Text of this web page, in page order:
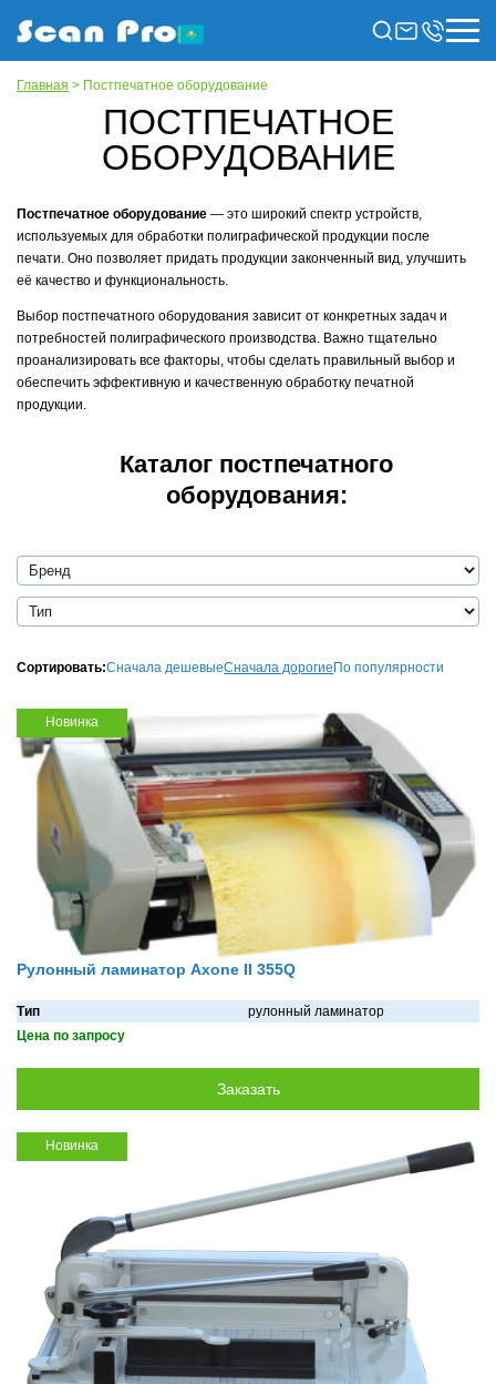
Главная > Постпечатное оборудование
ПОСТПЕЧАТНОЕ
ОБОРУДОВАНИЕ
Постпечатное оборудование — это широкий спектр устройств,
используемых для обработки полиграфической продукции после
печати. Оно позволяет придать продукции законченный вид, улучшить
её качество и функциональность.
Выбор постпечатного оборудования зависит от конкретных задач и
потребностей полиграфического производства. Важно тщательно
проанализировать все факторы, чтобы сделать правильный выбор и
обеспечить эффективную и качественную обработку печатной
продукции.
Каталог постпечатного
оборудования:
Сортировать:Сначала дешевыеСначала дорогие По популярности
Новинка
Рулонный ламинатор Axone II 355Q
Тип
рулонный ламинатор
Цена по запросу
Новинка